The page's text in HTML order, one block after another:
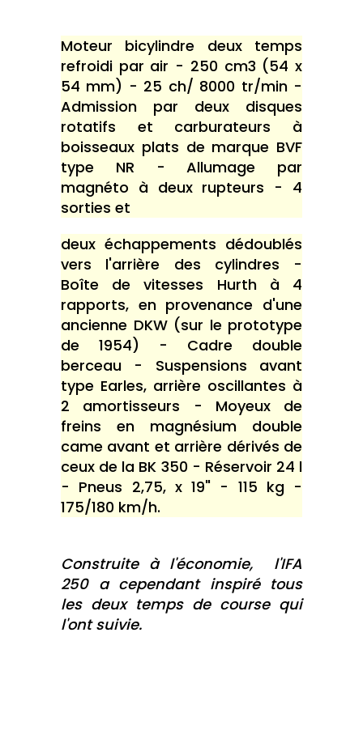
Moteur bicylindre deux temps
refroidi par air - 250 cm3 (54 x
54 mm) - 25 ch/ 8000 tr/min -
Admission par deux disques
rotatifs et carburateurs à
boisseaux plats de marque BVF
type NR - Allumage par
magnéto à deux rupteurs - 4
sorties et
deux échappements dédoublés
vers l'arrière des cylindres -
Boîte de vitesses Hurth à 4
rapports, en provenance d'une
ancienne DKW (sur le prototype
de 1954) - Cadre double
berceau - Suspensions avant
type Earles, arrière oscillantes à
2 amortisseurs - Moyeux de
freins en magnésium double
came avant et arrière dérivés de
ceux de la BK 350 - Réservoir 24 l
- Pneus 2,75, x 19" - 115 kg -
175/180 km/h.
Construite à l'économie, l'IFA
250 a cependant inspiré tous
les deux temps de course qui
l'ont suivie.